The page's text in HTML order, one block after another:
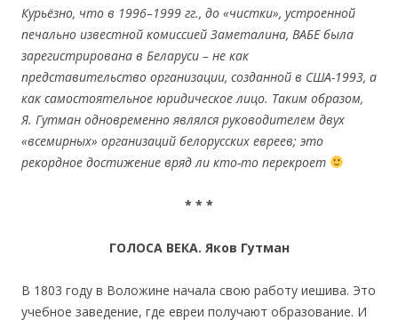
Курьёзно, что в 1996–1999 гг., до «чистки», устроенной
печально известной комиссией Заметалина, ВАБЕ была
зарегистрирована в Беларуси – не как
представительство организации, созданной в США-1993, а
как самостоятельное юридическое лицо. Таким образом,
Я. Гутман одновременно являлся руководителем двух
«всемирных» организаций белорусских евреев; это
рекордное достижение вряд ли кто-то перекроет
* * *
ГОЛОСА ВЕКА. Яков Гутман
В 1803 году в Воложине начала свою работу иешива. Это
учебное заведение, где евреи получают образование. И